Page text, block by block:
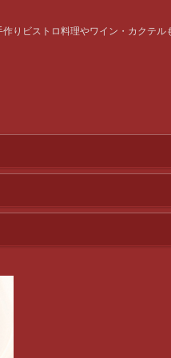
ビストロ料理やワイン・カクテル